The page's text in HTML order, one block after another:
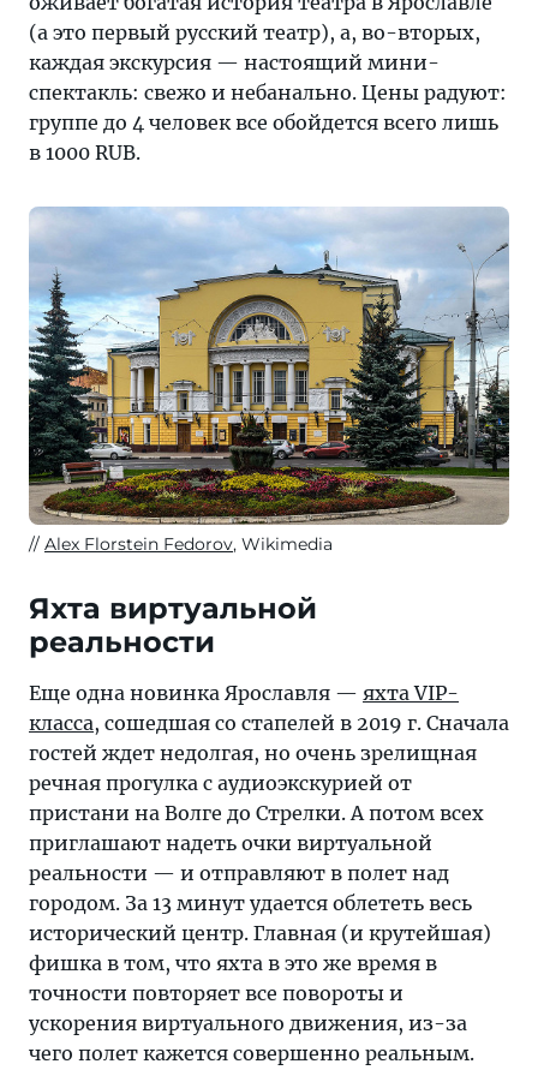
(а это первый русский театр), а, во-вторых,
каждая экскурсия — настоящий мини-
спектакль: свежо и небанально. Цены радуют:
группе до 4 человек все обойдется всего лишь
в 1000 RUB.
Alex Florstein Fedorov, Wikimedia
Яхта виртуальной
реальности
Еще одна новинка Ярославля — яхта VIP-
класса, сошедшая со стапелей в 2019 г. Сначала
гостей ждет недолгая, но очень зрелищная
речная прогулка с аудиоэкскурией от
пристани на Волге до Стрелки. А потом всех
приглашают надеть очки виртуальной
реальности — и отправляют в полет над
городом. За 13 минут удается облететь весь
исторический центр. Главная (и крутейшая)
фишка в том, что яхта в это же время в
точности повторяет все повороты и
ускорения виртуального движения, из-за
чего полет кажется совершенно реальным.